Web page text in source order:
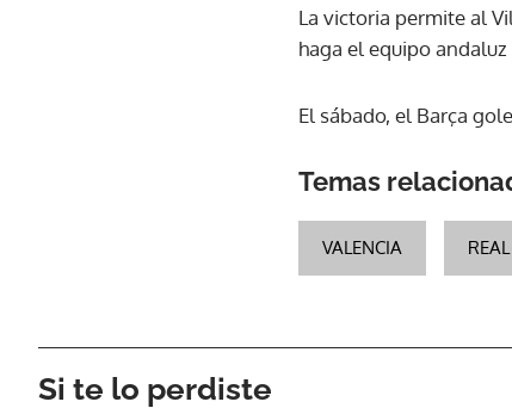
La victoria permite al
haga el equipo
El sábado, el Barça
Temas
VALENCIA
Si te lo perdiste